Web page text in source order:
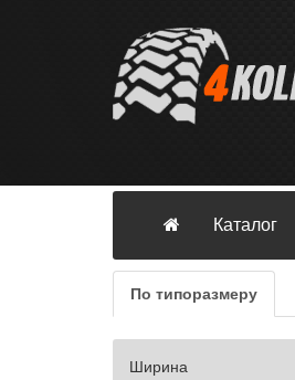
Каталог
По типоразмеру
Ширина